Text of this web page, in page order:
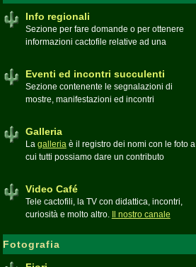
Info regionali
Sezione per fare domande o per ottenere
informazioni cactofile relative ad una
Eventi ed incontri succulenti
Sezione contenente le segnalazioni di
mostre, manifestazioni ed incontri
Galleria
La galleriaè il registro dei nomi con le foto a
cui tutti possiamo dare un contributo
spazio discutiamo SOLO di errori,
inesattezze, idee e altro inerenti l'argomento
Video Café
Tele cactofili, la TV con didattica, incontri,
curiosità e molto altro.
Il nostro canale
Fotografia